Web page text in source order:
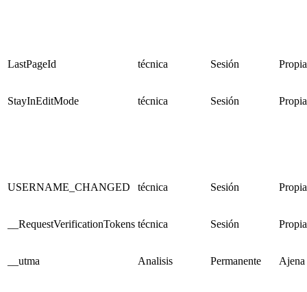
LastPageId técnica Sesión Propia
StayInEditMode técnica Sesión Propia
USERNAME_CHANGED técnica Sesión Propia
__RequestVerificationTokens técnica Sesión Propia
__utma Analisis Permanente Ajena